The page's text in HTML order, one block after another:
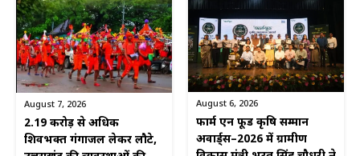
August 7, 2026
2.19 करोड़ से अधिक
शिवभक्त गंगाजल लेकर लौटे,
August 6, 2026
फार्म एन फूड कृषि सम्मान
अवार्ड्स–2026 में ग्रामीण